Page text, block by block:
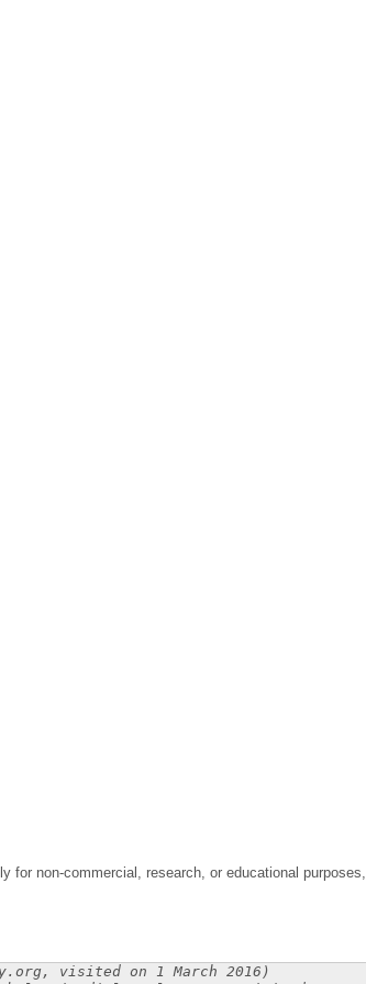
for non-commercial, research, or educational
visited on 1 March 2016)